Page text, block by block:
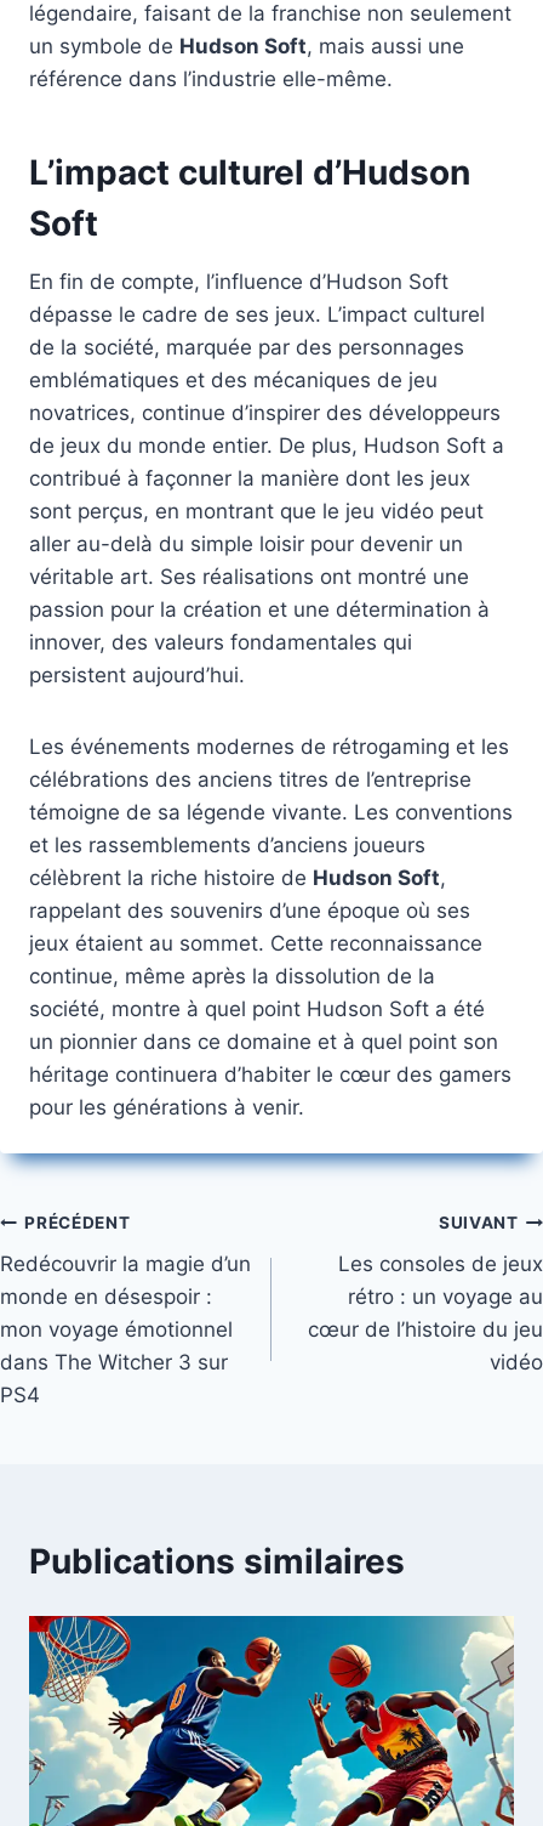
légendaire, faisant de la franchise non seulement
un symbole de Hudson Soft, mais aussi une
référence dans l’industrie elle-même.
L’impact culturel d’Hudson
Soft
En fin de compte, l’influence d’Hudson Soft
dépasse le cadre de ses jeux. L’impact culturel
de la société, marquée par des personnages
emblématiques et des mécaniques de jeu
novatrices, continue d’inspirer des développeurs
de jeux du monde entier. De plus, Hudson Soft a
contribué à façonner la manière dont les jeux
sont perçus, en montrant que le jeu vidéo peut
aller au-delà du simple loisir pour devenir un
véritable art. Ses réalisations ont montré une
passion pour la création et une détermination à
innover, des valeurs fondamentales qui
persistent aujourd’hui.
Les événements modernes de rétrogaming et les
célébrations des anciens titres de l’entreprise
témoigne de sa légende vivante. Les conventions
et les rassemblements d’anciens joueurs
célèbrent la riche histoire de Hudson Soft,
rappelant des souvenirs d’une époque où ses
jeux étaient au sommet. Cette reconnaissance
continue, même après la dissolution de la
société, montre à quel point Hudson Soft a été
un pionnier dans ce domaine et à quel point son
héritage continuera d’habiter le cœur des gamers
pour les générations à venir.
Navigation
de
l’article
PRÉCÉDENT
Redécouvrir la magie d’un
monde en désespoir :
mon voyage émotionnel
dans The Witcher 3 sur
PS4
SUIVANT
Les consoles de jeux
rétro : un voyage au
cœur de l’histoire du jeu
vidéo
Publications similaires